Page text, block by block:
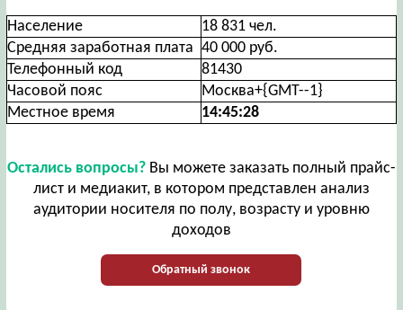
Население
18 831 чел.
Средняя заработная плата 40 000 руб.
Телефонный код
81430
Часовой пояс
Москва+{GMT--1}
Местное время
14:45:28
Остались вопросы?Вы можете заказать полный прайс-
лист и медиакит, в котором представлен анализ
аудитории носителя по полу, возрасту и уровню
доходов
Обратный звонок